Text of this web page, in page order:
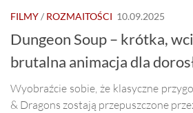
FILMY/ ROZMAITOŚCI 10.09.2025
Dungeon Soup – krótka,
brutalna animacja dla
Wyobraźcie sobie, że klasyczne
& Dragons zostają przepuszczone